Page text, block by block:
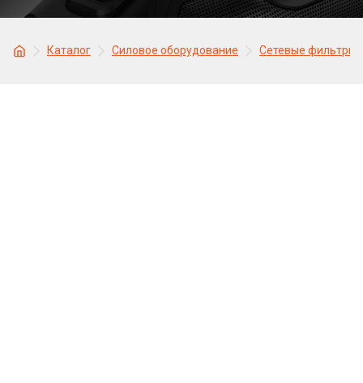
Каталог Силовое оборудование Сетевые фильтры,